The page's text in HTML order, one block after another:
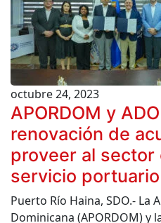
octubre 24, 2023
APORDOM y
renovación de
proveer al
servicio
Puerto Río Haina, SDO.- La
Dominicana (APORDOM) y